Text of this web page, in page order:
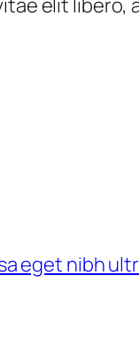
eget nibh